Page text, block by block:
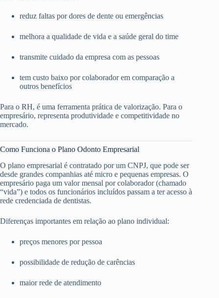
reduz faltas por dores de dente ou emergências
melhora a qualidade de vida e a saúde geral do time
transmite cuidado da empresa com as pessoas
tem custo baixo por colaborador em comparação a
outros benefícios
Para o RH, é uma ferramenta prática de valorização. Para o
empresário, representa produtividade e competitividade no
mercado.
Como Funciona o Plano Odonto Empresarial
O plano empresarial é contratado por um CNPJ, que pode ser
desde grandes companhias até micro e pequenas empresas. O
empresário paga um valor mensal por colaborador (chamado
“vida”) e todos os funcionários incluídos passam a ter acesso à
rede credenciada de dentistas.
Diferenças importantes em relação ao plano individual:
preços menores por pessoa
possibilidade de redução de carências
maior rede de atendimento